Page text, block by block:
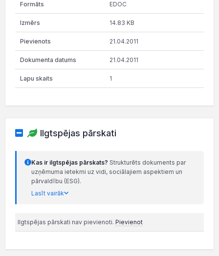
EDOC
14.83 KB
21.04.2011
21.04.2011
1
Ilgtspējas pārskati
Kas ir ilgtspējas pārskats? Strukturēts dokuments par
uzņēmuma ietekmi uz vidi, sociālajiem aspektiem un
pārvaldību (ESG).
Lasīt vairāk
Ilgtspējas pārskati nav pievienoti. Pievienot